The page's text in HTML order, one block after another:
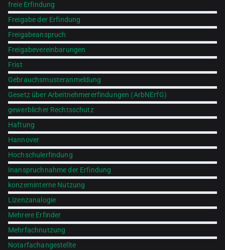
freie Erfindung
Freigabe der Erfindung
Freigabeanspruch
Freigabevereinbarungen
Frist
Gebrauchsmusteranmeldung
Gesetz über Arbeitnehmererfindungen (ArbNErfG)
gewerblicher Rechtsschutz
Haftung
Hannover
Hochschulerfindung
Inanspruchnahme der Erfindung
konzerninterne Nutzung
Lizenzanalogie
Mehrere Erfinder
Mehrfachnutzung
Notarfachangestellte